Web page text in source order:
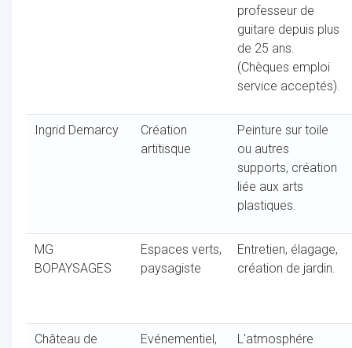
professeur de
guitare depuis plus
de 25 ans.
(Chèques emploi
service acceptés).
Ingrid Demarcy
Création
artitisque
Peinture sur toile
ou autres
supports, création
liée aux arts
plastiques.
MG
BOPAYSAGES
Espaces verts,
paysagiste
Entretien, élagage,
création de jardin.
Château de Evénementiel, L'atmosphére